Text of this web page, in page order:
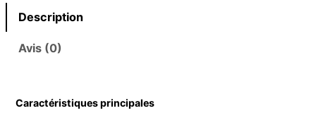
Description
Avis (0)
Caractéristiques principales